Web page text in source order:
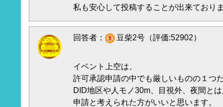
私も安心して投稿することが出来ており
回答者： 豆柴2号（評価:52902）
イベント上空は、
許可承認申請の中でも厳しいものの１つ
DID地区や人モノ30m、目視外、夜間と
申請と考えられた方がいいと思います。